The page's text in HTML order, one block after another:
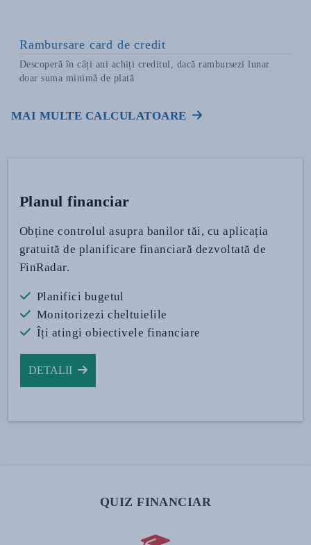
Rambursare card de credit
Descoperă în câți ani achiți creditul, dacă rambursezi lunar
doar suma minimă de plată
MAI MULTE CALCULATOARE
Planul financiar
Obține controlul asupra banilor tăi, cu aplicația
gratuită de planificare financiară dezvoltată de
FinRadar.
Planifici bugetul
Monitorizezi cheltuielile
Îți atingi obiectivele financiare
DETALII
QUIZ FINANCIAR